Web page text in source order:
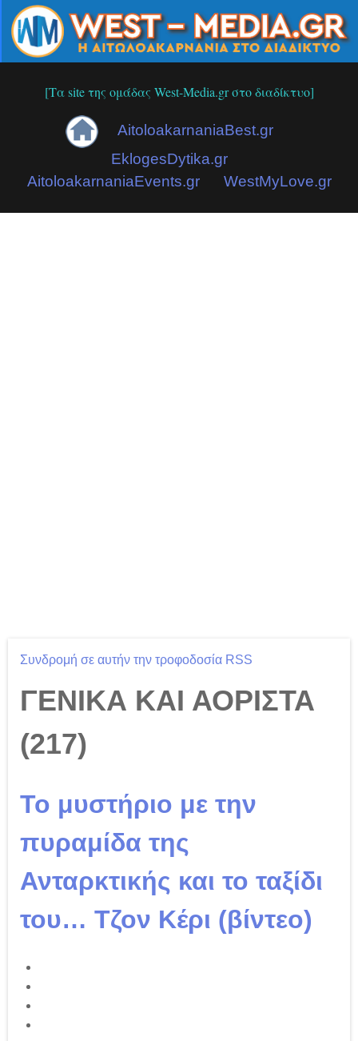
[Τα site της ομάδας West-Media.gr στο διαδίκτυο]
AitoloakarnaniaBest.gr
EklogesDytika.gr
AitoloakarnaniaEvents.gr
WestMyLove.gr
Συνδρομή σε αυτήν την τροφοδοσία RSS
ΓΕΝΙΚΑ ΚΑΙ ΑΟΡΙΣΤΑ
(217)
Το μυστήριο με την
πυραμίδα της
Ανταρκτικής και το ταξίδι
του… Τζον Κέρι (βίντεο)